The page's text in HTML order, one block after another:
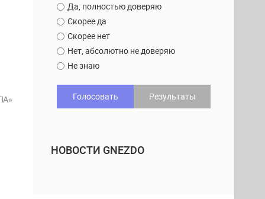
Да, полностью доверяю
Скорее да
Скорее нет
Нет, абсолютно не доверяю
Не знаю
Голосовать Результаты
НОВОСТИ GNEZDO